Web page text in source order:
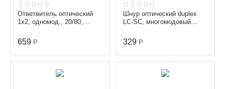
Ответвитель оптический
1х2, одномод., 20/80,
mm, неоконцованный
659 Р
Шнур оптический duplex
LC-SC, многомодовый
мм, длина 2 м
329 Р